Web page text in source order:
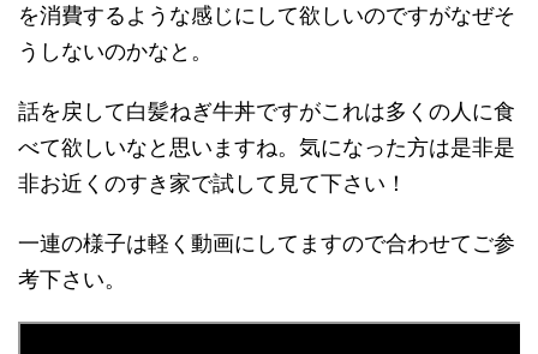
を消費するような感じにして欲しいのですがなぜそ
うしないのかなと。
話を戻して白髪ねぎ牛丼ですがこれは多くの人に食
べて欲しいなと思いますね。気になった方は是非是
非お近くのすき家で試して見て下さい！
一連の様子は軽く動画にしてますので合わせてご参
考下さい。